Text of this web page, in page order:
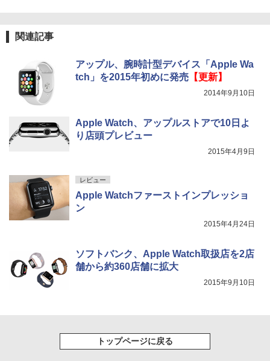
関連記事
アップル、腕時計型デバイス「Apple Wa
tch」を2015年初めに発売【更新】
2014年9月10日
Apple Watch、アップルストアで10日よ
り店頭プレビュー
2015年4月9日
レビュー
Apple Watchファーストインプレッショ
ン
2015年4月24日
ソフトバンク、Apple Watch取扱店を2店
舗から約360店舗に拡大
2015年9月10日
トップページに戻る